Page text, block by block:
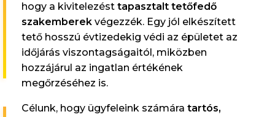
hogy a kivitelezést tapasztalt tetőfedő
szakemberek végezzék. Egy jól elkészített
tető hosszú évtizedekig védi az épületet az
időjárás viszontagságaitól, miközben
hozzájárul az ingatlan értékének
megőrzéséhez is.
Célunk, hogy ügyfeleink számára tartós,